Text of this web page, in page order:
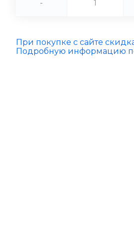
-
При покупке с сайте
Подробную информацию